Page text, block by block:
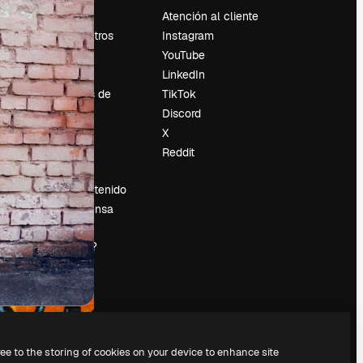
Precios
Sobre nosotros
Reviews
Empleo
Tendencias de
búsqueda
Blog
Eventos
Slidesgo
Vender contenido
Sala de prensa
¿Buscas
magnific.ai?
Atención al cliente
Instagram
YouTube
LinkedIn
TikTok
Discord
X
Reddit
to the storing of cookies on your device to enhance site